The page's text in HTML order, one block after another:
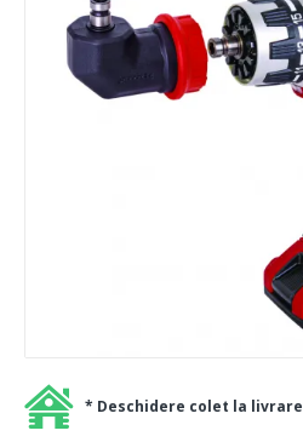
* Deschidere colet la livrare